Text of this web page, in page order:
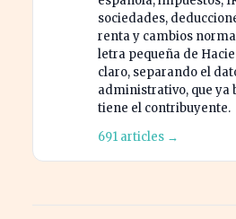
sociedades,
renta y cambios
letra pequeña de
claro, separando el
administrativo, que ya
tiene el contribuyente.
691 articles →